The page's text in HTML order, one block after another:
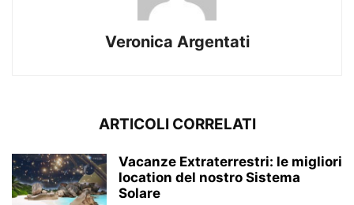
Veronica Argentati
ARTICOLI CORRELATI
Vacanze Extraterrestri: le migliori
location del nostro Sistema
Solare